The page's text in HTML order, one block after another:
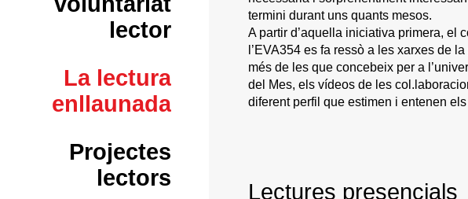
lector
La lectura
enllaunada
Projectes
lectors
termini durant uns quants mesos.
A partir d’aquella iniciativa primera, el
l’EVA354 es fa ressò a les xarxes de
més de les que concebeix per a
del Mes, els vídeos de les
diferent perfil que estimen i entenen
Lectures presencials